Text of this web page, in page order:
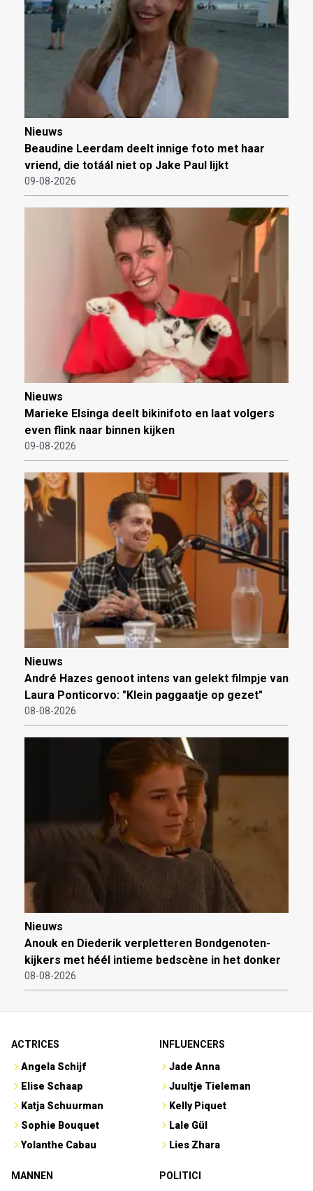
Nieuws
Beaudine Leerdam deelt innige foto met haar
vriend, die totáál niet op Jake Paul lijkt
09-08-2026
Nieuws
Marieke Elsinga deelt bikinifoto en laat volgers
even flink naar binnen kijken
09-08-2026
Nieuws
André Hazes genoot intens van gelekt filmpje van
Laura Ponticorvo: "Klein paggaatje op gezet"
08-08-2026
Nieuws
Anouk en Diederik verpletteren Bondgenoten-
kijkers met héél intieme bedscène in het donker
08-08-2026
ACTRICES
Angela Schijf
Elise Schaap
Katja Schuurman
Sophie Bouquet
Yolanthe Cabau
INFLUENCERS
Jade Anna
Juultje Tieleman
Kelly Piquet
Lale Gül
Lies Zhara
MANNEN
POLITICI